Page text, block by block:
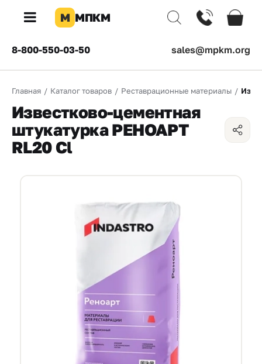
×
КОМПАНИЯ
О
компании
Доставка
Оплата
Проектировщикам
М МПКМ
8-800-550-03-50 sales@mpkm.org
Главная / Каталог товаров / Реставрационные материалы /
Известково-цементная
штукатурка РЕНОАРТ
RL20 Cl